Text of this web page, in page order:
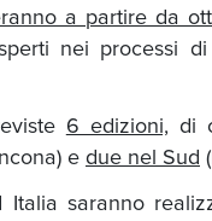
a partire da
nei processi
6 edizioni, di
e due nel Sud
saranno